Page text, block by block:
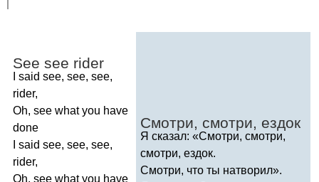
See see rider
said see, see, see,
rider,
Oh, see what you have
done
said see, see, see,
rider,
Oh, see what you have
Смотри, смотри, ездок
Я сказал: «Смотри, смотри,
смотри, ездок.
Смотри, что ты натворил».